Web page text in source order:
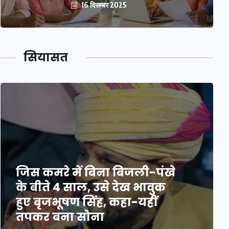
16 दिसम्बर 2025
सियासत
जिस कमरे में बिना बिजली-पंखे
के बीते 4 साल, उसे देख भावुक
हुए बृजभूषण सिंह, कहा-यहीं
तपकर बना सोना